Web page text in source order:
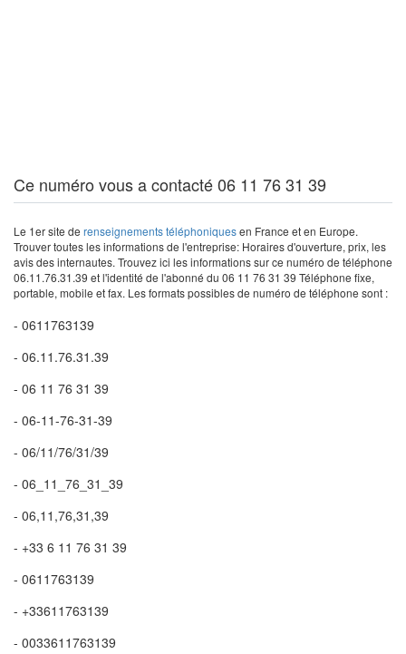
Ce numéro vous a contacté 06 11 76 31 39
Le 1er site de renseignements téléphoniquesen France et en Europe.
Trouver toutes les informations de l'entreprise: Horaires d'ouverture, prix, les
avis des internautes. Trouvez ici les informations sur ce numéro de téléphone
06.11.76.31.39 et l'identité de l'abonné du 06 11 76 31 39 Téléphone fixe,
portable, mobile et fax. Les formats possibles de numéro de téléphone sont :
- 0611763139
- 06.11.76.31.39
- 06 11 76 31 39
- 06-11-76-31-39
- 06/11/76/31/39
- 06_11_76_31_39
- 06,11,76,31,39
- +33 6 11 76 31 39
- 0611763139
- +33611763139
- 0033611763139